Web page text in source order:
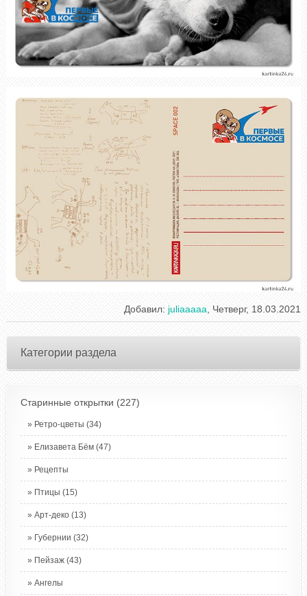
Добавил:juliaaaaa, Четверг, 18.03.2021
Категории раздела
Старинные открытки (227)
Ретро-цветы (34)
Елизавета Бём (47)
Рецепты
Птицы (15)
Арт-деко (13)
Губернии (32)
Пейзаж (43)
Ангелы